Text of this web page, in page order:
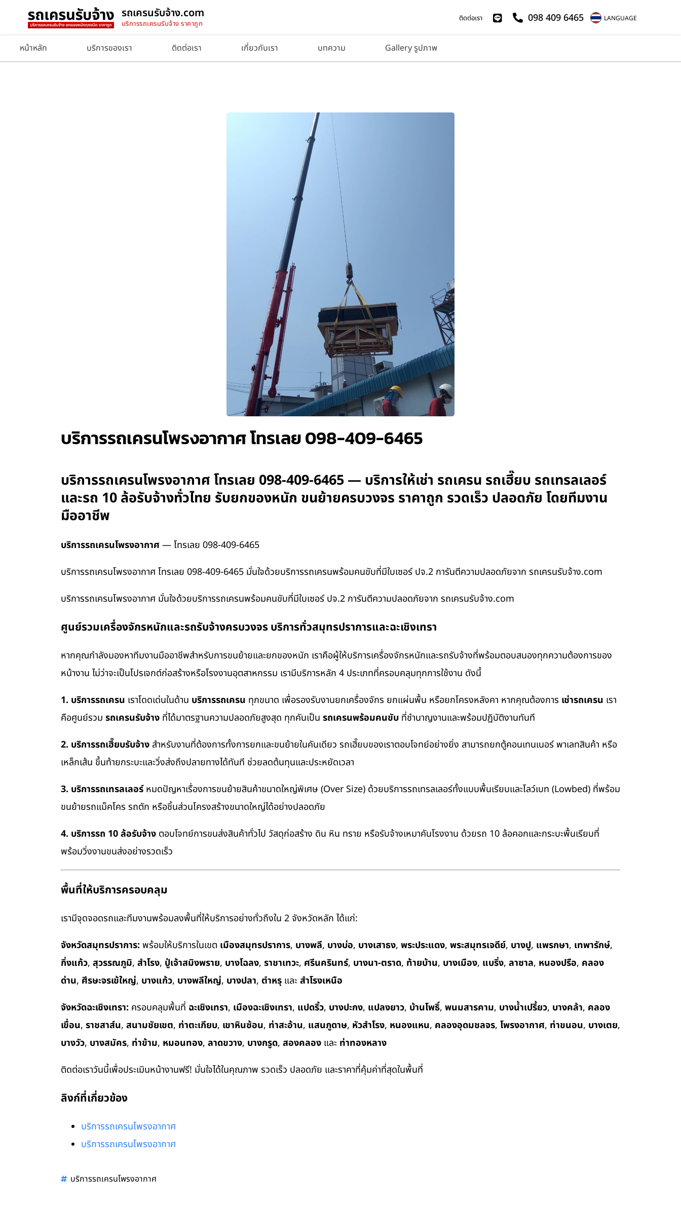
รถเครนรับจ้าง.com
บริการรถเครนรับจ้าง ราคาถูก
ติดต่อเรา 098 409 6465 LANGUAGE
หน้าหลัก บริการของเรา ติดต่อเรา เกี่ยวกับเรา บทความ Gallery รูปภาพ
บริการรถเครนโพรงอากาศ โทรเลย 098-409-6465
บริการรถเครนโพรงอากาศ โทรเลย 098-409-6465 — บริการให้เช่า รถเครน รถเฮี๊ยบ รถเทรลเลอร์
และรถ 10 ล้อรับจ้างทั่วไทย รับยกของหนัก ขนย้ายครบวงจร ราคาถูก รวดเร็ว ปลอดภัย โดยทีมงาน
มืออาชีพ
บริการรถเครนโพรงอากาศ — โทรเลย 098-409-6465
บริการรถเครนโพรงอากาศ โทรเลย 098-409-6465 มั่นใจด้วยบริการรถเครนพร้อมคนขับที่มีใบเซอร์ ปจ.2 การันตีความปลอดภัยจาก รถเครนรับจ้าง.com
บริการรถเครนโพรงอากาศ มั่นใจด้วยบริการรถเครนพร้อมคนขับที่มีใบเซอร์ ปจ.2 การันตีความปลอดภัยจาก รถเครนรับจ้าง.com
ศูนย์รวมเครื่องจักรหนักและรถรับจ้างครบวงจร บริการทั่วสมุทรปราการและฉะเชิงเทรา
หากคุณกำลังมองหาทีมงานมืออาชีพสำหรับการขนย้ายและยกของหนัก เราคือผู้ให้บริการเครื่องจักรหนักและรถรับจ้างที่พร้อมตอบสนองทุกความต้องการของ
หน้างาน ไม่ว่าจะเป็นโปรเจกต์ก่อสร้างหรือโรงงานอุตสาหกรรม เรามีบริการหลัก 4 ประเภทที่ครอบคลุมทุกการใช้งาน ดังนี้
1. บริการรถเครน เราโดดเด่นในด้าน บริการรถเครน ทุกขนาด เพื่อรองรับงานยกเครื่องจักร ยกแผ่นพื้น หรือยกโครงหลังคา หากคุณต้องการ เช่ารถเครน เรา
คือศูนย์รวม รถเครนรับจ้าง ที่ได้มาตรฐานความปลอดภัยสูงสุด ทุกคันเป็น รถเครนพร้อมคนขับ ที่ชำนาญงานและพร้อมปฏิบัติงานทันที
2. บริการรถเฮี๊ยบรับจ้าง สำหรับงานที่ต้องการทั้งการยกและขนย้ายในคันเดียว รถเฮี๊ยบของเราตอบโจทย์อย่างยิ่ง สามารถยกตู้คอนเทนเนอร์ พาเลทสินค้า หรือ
เหล็กเส้น ขึ้นท้ายกระบะและวิ่งส่งถึงปลายทางได้ทันที ช่วยลดต้นทุนและประหยัดเวลา
3. บริการรถเทรลเลอร์หมดปัญหาเรื่องการขนย้ายสินค้าขนาดใหญ่พิเศษ (Over Size) ด้วยบริการรถเทรลเลอร์ทั้งแบบพื้นเรียบและโลว์เบท (Lowbed) ที่พร้อม
ขนย้ายรถแม็คโคร รถตัก หรือชิ้นส่วนโครงสร้างขนาดใหญ่ได้อย่างปลอดภัย
4. บริการรถ 10 ล้อรับจ้าง ตอบโจทย์การขนส่งสินค้าทั่วไป วัสดุก่อสร้าง ดิน หิน ทราย หรือรับจ้างเหมาคันโรงงาน ด้วยรถ 10 ล้อคอกและกระบะพื้นเรียบที่
พร้อมวิ่งงานขนส่งอย่างรวดเร็ว
พื้นที่ให้บริการครอบคลุม
เรามีจุดจอดรถและทีมงานพร้อมลงพื้นที่ให้บริการอย่างทั่วถึงใน 2 จังหวัดหลัก ได้แก่:
จังหวัดสมุทรปราการ: พร้อมให้บริการในเขต เมืองสมุทรปราการ, บางพลี, บางบ่อ, บางเสาธง, พระประแดง, พระสมุทรเจดีย์, บางปู, แพรกษา, เทพารักษ์,
กิ่งแก้ว, สุวรรณภูมิ, สำโรง, ปู่เจ้าสมิงพราย, บางโฉลง, ราชาเทวะ, ศรีนครินทร์, บางนา-ตราด, ท้ายบ้าน, บางเมือง, แบริ่ง, ลาซาล, หนองปรือ, คลอง
ด่าน, ศีรษะจรเข้ใหญ่, บางแก้ว, บางพลีใหญ่, บางปลา, ตำหรุ และสำโรงเหนือ
จังหวัดฉะเชิงเทรา: ครอบคลุมพื้นที่ ฉะเชิงเทรา, เมืองฉะเชิงเทรา, แปดริ้ว, บางปะกง, แปลงยาว, บ้านโพธิ์, พนมสารคาม, บางน้ำเปรี้ยว, บางคล้า, คลอง
เขื่อน, ราชสาส์น, สนามชัยเขต, ท่าตะเกียบ, เขาหินซ้อน, ท่าสะอ้าน, แสนภูดาษ, หัวสำโรง, หนองแหน, คลองอุดมชลจร, โพรงอากาศ, ท่าขนอน, บางเตย,
บางวัว, บางสมัคร, ท่าข้าม, หมอนทอง, ลาดขวาง, บางกรูด, สองคลอง และ ท่าทองหลาง
ติดต่อเราวันนี้เพื่อประเมินหน้างานฟรี! มั่นใจได้ในคุณภาพ รวดเร็ว ปลอดภัย และราคาที่คุ้มค่าที่สุดในพื้นที่
ลิงก์ที่เกี่ยวข้อง
บริการรถเครนโพรงอากาศ
บริการรถเครนโพรงอากาศ
บริการรถเครนโพรงอากาศ